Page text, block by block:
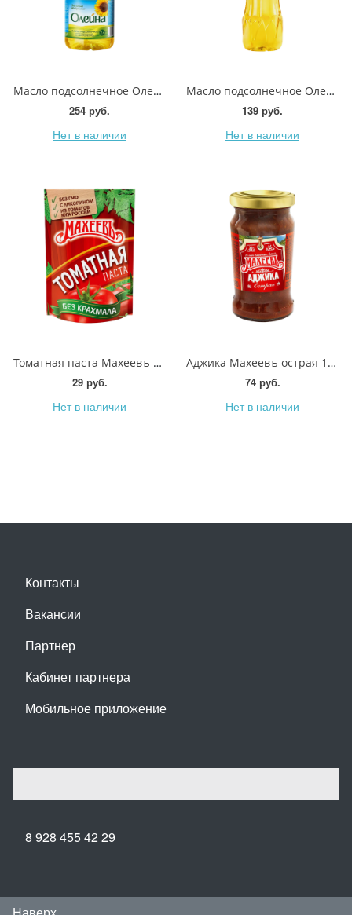
Масло подсолнечное Олейна рафинированное 2л
254 руб.
Нет в наличии
Масло подсолнечное Олейна 1л
139 руб.
Нет в наличии
Томатная паста Махеевъ Домашняя 70г
29 руб.
Нет в наличии
Аджика Махеевъ острая 190г
74 руб.
Нет в наличии
Контакты
Вакансии
Партнер
Кабинет партнера
Мобильное приложение
8 928 455 42 29